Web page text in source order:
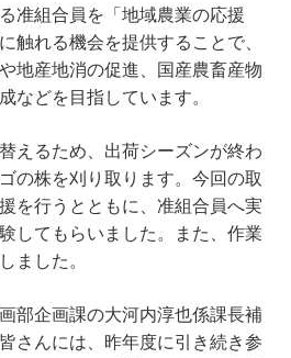
准組合員を「地域農業の応援
触れる機会を提供することで、
地産地消の促進、国産農畜産物
などを目指しています。
えるため、出荷シーズンが終わ
の株を刈り取ります。今回の取
を行うとともに、准組合員へ実
してもらいました。また、作業
ました。
部企画課の大河内淳也係課長補
さんには、昨年度に引き続き参